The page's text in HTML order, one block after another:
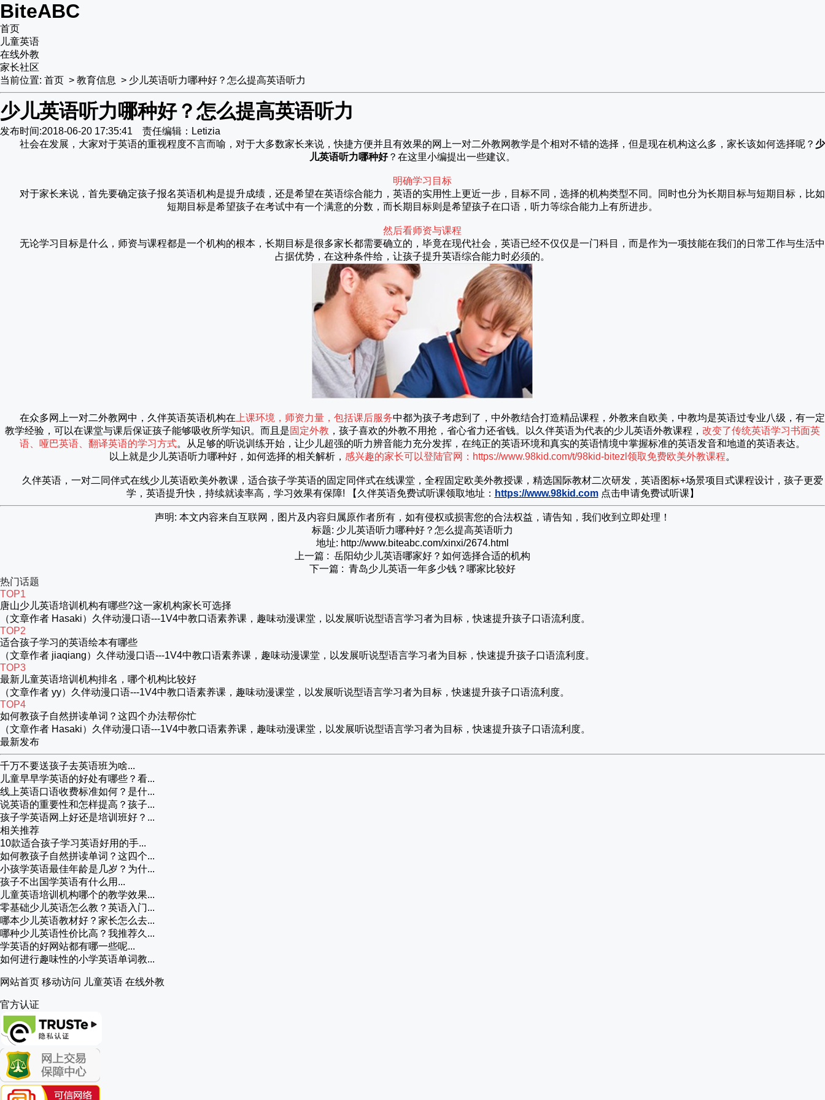
BiteABC
首页
儿童英语
在线外教
家长社区
当前位置: 首页 > 教育信息 > 少儿英语听力哪种好？怎么提高英语听力
少儿英语听力哪种好？怎么提高英语听力
发布时间:2018-06-20 17:35:41 责任编辑：Letizia
社会在发展，大家对于英语的重视程度不言而喻，对于大多数家长来说，快捷方便并且有效果的网上一对二外教网教学是个相对不错的选择，但是现在机构这么多，家长该如何选择呢？ 少
儿英语听力哪种好？在这里小编提出一些建议。
明确学习目标
对于家长来说，首先要确定孩子报名英语机构是提升成绩，还是希望在英语综合能力，英语的实用性上更近一步，目标不同，选择的机构类型不同。同时也分为长期目标与短期目标，比如
短期目标是希望孩子在考试中有一个满意的分数，而长期目标则是希望孩子在口语，听力等综合能力上有所进步。
然后看师资与课程
无论学习目标是什么，师资与课程都是一个机构的根本，长期目标是很多家长都需要确立的，毕竟在现代社会，英语已经不仅仅是一门科目，而是作为一项技能在我们的日常工作与生活中
占据优势，在这种条件给，让孩子提升英语综合能力时必须的。
在众多网上一对二外教网中，久伴英语英语机构在 上课环境，师资力量，包括课后服务中都为孩子考虑到了，中外教结合打造精品课程，外教来自欧美，中教均是英语过专业八级，有一定
教学经验，可以在课堂与课后保证孩子能够吸收所学知识。而且是固定外教 ，孩子喜欢的外教不用抢，省心省力还省钱。以久伴英语为代表的少儿英语外教课程， 改变了传统英语学习书面英
语、哑巴英语、翻译英语的学习方式。从足够的听说训练开始，让少儿超强的听力辨音能力充分发挥，在纯正的英语环境和真实的英语情境中掌握标准的英语发音和地道的英语表达。
以上就是少儿英语听力哪种好，如何选择的相关解析， 感兴趣的家长可以登陆官网： https://www.98kid.com/t/98kid-bitezl 领取免费欧美外教课程。
久伴英语，一对二同伴式在线少儿英语欧美外教课，适合孩子学英语的固定同伴式在线课堂，全程固定欧美外教授课，精选国际教材二次研发，英语图标+场景项目式课程设计，孩子更爱
学，英语提升快，持续就读率高，学习效果有保障!
【久伴英语免费试听课领取地址： https://www.98kid.com点击申请免费试听课】
声明: 本文内容来自互联网，图片及内容归属原作者所有，如有侵权或损害您的合法权益，请告知，我们收到立即处理！
标题: 少儿英语听力哪种好？怎么提高英语听力
地址: http://www.biteabc.com/xinxi/2674.html
上一篇 : 岳阳幼少儿英语哪家好？如何选择合适的机构
下一篇 : 青岛少儿英语一年多少钱？哪家比较好
热门话题
TOP1
唐山少儿英语培训机构有哪些?这一家机构家长可选择
（文章作者 Hasaki）久伴动漫口语---1V4中教口语素养课，趣味动漫课堂，以发展听说型语言学习者为目标，快速提升孩子口语流利度。
TOP2
适合孩子学习的英语绘本有哪些
（文章作者 jiaqiang）久伴动漫口语---1V4中教口语素养课，趣味动漫课堂，以发展听说型语言学习者为目标，快速提升孩子口语流利度。
TOP3
最新儿童英语培训机构排名，哪个机构比较好
（文章作者 yy）久伴动漫口语---1V4中教口语素养课，趣味动漫课堂，以发展听说型语言学习者为目标，快速提升孩子口语流利度。
TOP4
如何教孩子自然拼读单词？这四个办法帮你忙
（文章作者 Hasaki）久伴动漫口语---1V4中教口语素养课，趣味动漫课堂，以发展听说型语言学习者为目标，快速提升孩子口语流利度。
最新发布
千万不要送孩子去英语班为啥...
儿童早早学英语的好处有哪些？看...
线上英语口语收费标准如何？是什...
说英语的重要性和怎样提高？孩子...
孩子学英语网上好还是培训班好？...
相关推荐
10款适合孩子学习英语好用的手...
如何教孩子自然拼读单词？这四个...
小孩学英语最佳年龄是几岁？为什...
孩子不出国学英语有什么用...
儿童英语培训机构哪个的教学效果...
零基础少儿英语怎么教？英语入门...
哪本少儿英语教材好？家长怎么去...
哪种少儿英语性价比高？我推荐久...
学英语的好网站都有哪一些呢...
如何进行趣味性的小学英语单词教...
网站首页 移动访问 儿童英语 在线外教
官方认证